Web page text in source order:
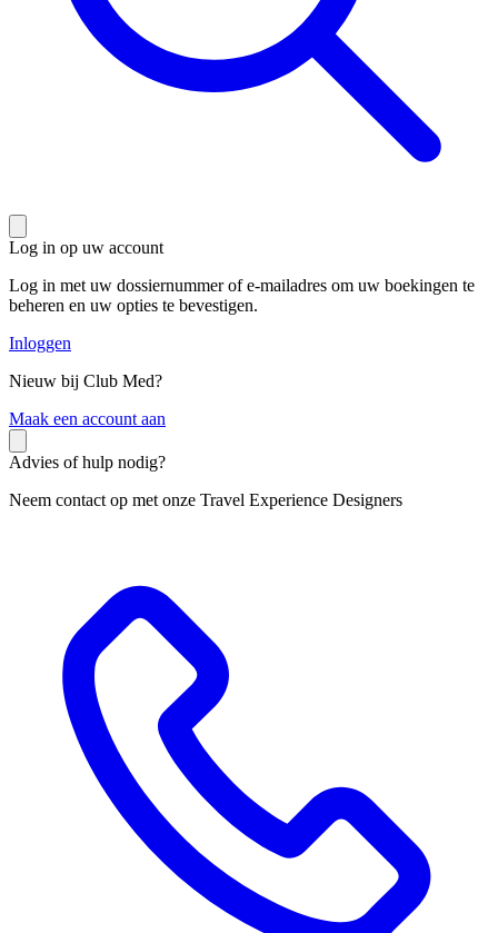
Log in op uw account
Log in met uw dossiernummer of e-mailadres om uw boekingen te
beheren en uw opties te bevestigen.
Inloggen
Nieuw bij Club Med?
Maak een account aan
Advies of hulp nodig?
Neem contact op met onze Travel Experience Designers